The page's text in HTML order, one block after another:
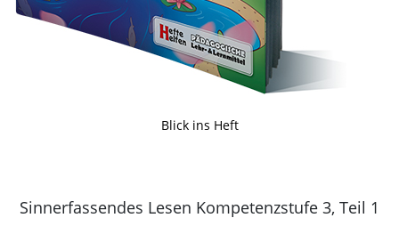
Blick ins Heft
Sinnerfassendes Lesen Kompetenzstufe 3, Teil 1